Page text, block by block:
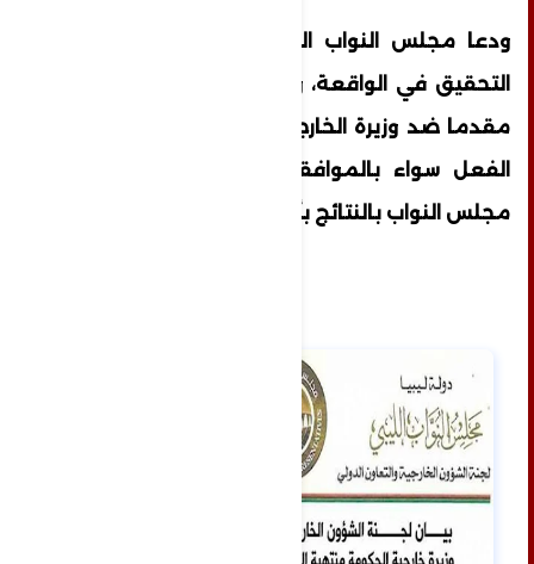
ودعا مجلس النواب النائب العام إلى ضرورة
التحقيق في الواقعة، واعتبار هذا البيان بلاغا
مقدما ضد وزيرة الخارجية وكل من تورط بهذا
الفعل سواء بالموافقة أو الترتيب وموافاة
مجلس النواب بالنتائج بأسرع وقت.